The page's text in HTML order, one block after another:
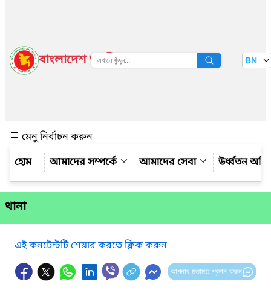
বাংলাদেশ জাতীয় তথ্য বাতায়ন BN
মেনু নির্বাচন করুন
আমাদের সম্পর্কে
আমাদের সেবা উর্ধ্বতন
থানা
এই কনটেন্টটি শেয়ার করতে ক্লিক করুন
আপনার মতামত প্রদান করুন